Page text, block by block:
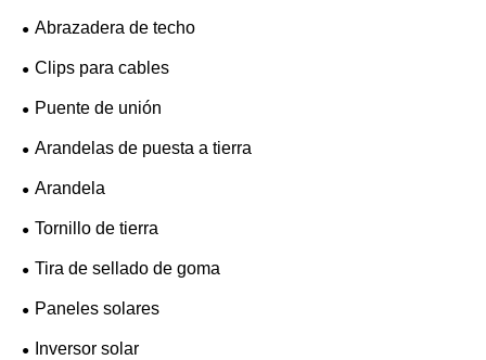
Abrazadera de techo
Clips para cables
Puente de unión
Arandelas de puesta a tierra
Arandela
Tornillo de tierra
Tira de sellado de goma
Paneles solares
Inversor solar